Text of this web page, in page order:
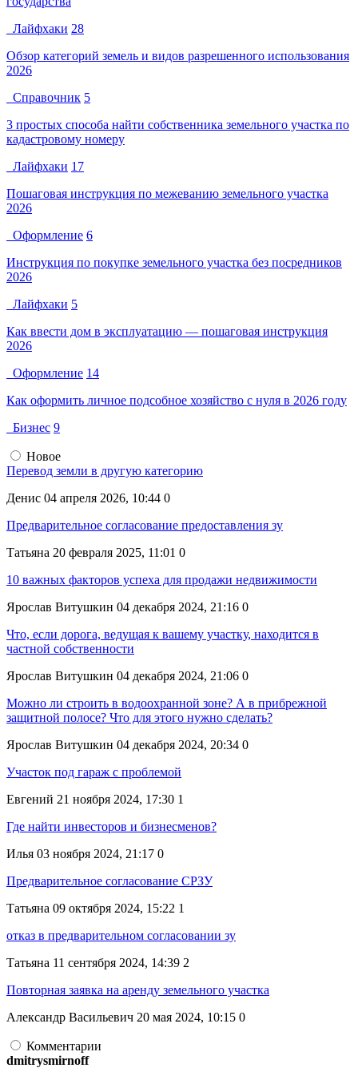
Лайфхаки 28
Обзор категорий земель и видов разрешенного использования
2026
Справочник 5
3 простых способа найти собственника земельного участка по
кадастровому номеру
Лайфхаки 17
Пошаговая инструкция по межеванию земельного участка
2026
Оформление 6
Инструкция по покупке земельного участка без посредников
2026
Лайфхаки 5
Как ввести дом в эксплуатацию — пошаговая инструкция
2026
Оформление 14
Как оформить личное подсобное хозяйство с нуля в 2026 году
Бизнес 9
Новое
Перевод земли в другую категорию
Денис 04 апреля 2026, 10:44 0
Предварительное согласование предоставления зу
Татьяна 20 февраля 2025, 11:01 0
10 важных факторов успеха для продажи недвижимости
Ярослав Витушкин 04 декабря 2024, 21:16 0
Что, если дорога, ведущая к вашему участку, находится в
частной собственности
Ярослав Витушкин 04 декабря 2024, 21:06 0
Можно ли строить в водоохранной зоне? А в прибрежной
защитной полосе? Что для этого нужно сделать?
Ярослав Витушкин 04 декабря 2024, 20:34 0
Участок под гараж с проблемой
Евгений 21 ноября 2024, 17:30 1
Где найти инвесторов и бизнесменов?
Илья 03 ноября 2024, 21:17 0
Предварительное согласование СРЗУ
Татьяна 09 октября 2024, 15:22 1
отказ в предварительном согласовании зу
Татьяна 11 сентября 2024, 14:39 2
Повторная заявка на аренду земельного участка
Александр Васильевич 20 мая 2024, 10:15 0
Комментарии
dmitrysmirnoff